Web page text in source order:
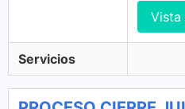
Vista
Servicios